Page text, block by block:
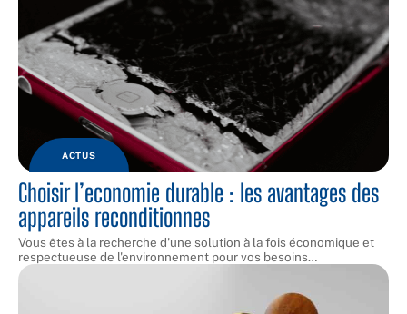
ACTUS
Choisir l’economie durable : les avantages des
appareils reconditionnes
Vous êtes à la recherche d'une solution à la fois économique et
respectueuse de l'environnement pour vos besoins…